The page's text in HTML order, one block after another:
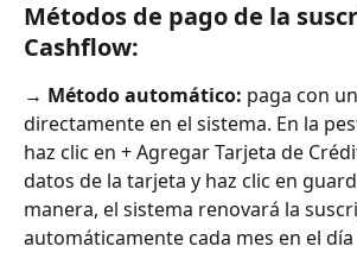
Métodos de pago de la
Cashflow:
→ Método automático: paga con
directamente en el sistema. En la
haz clic en + Agregar Tarjeta de
datos de la tarjeta y haz clic en
manera, el sistema renovará la
automáticamente cada mes en el